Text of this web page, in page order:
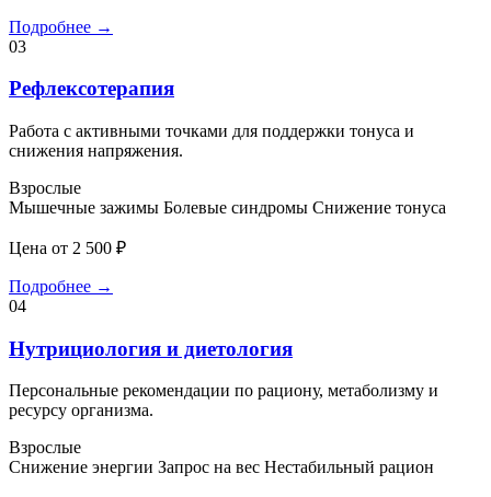
Подробнее →
03
Рефлексотерапия
Работа с активными точками для поддержки тонуса и
снижения напряжения.
Взрослые
Мышечные зажимы Болевые синдромы Снижение тонуса
Цена от 2 500 ₽
Подробнее →
04
Нутрициология и диетология
Персональные рекомендации по рациону, метаболизму и
ресурсу организма.
Взрослые
Снижение энергии Запрос на вес Нестабильный рацион